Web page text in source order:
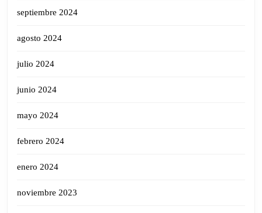
septiembre 2024
agosto 2024
julio 2024
junio 2024
mayo 2024
febrero 2024
enero 2024
noviembre 2023